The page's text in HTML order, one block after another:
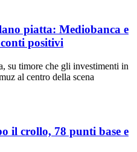
piatta: Mediobanca e
positivi
su timore che gli investimenti in
al centro della scena
il crollo, 78 punti base e